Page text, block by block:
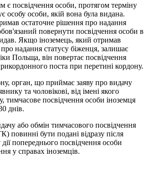
посвідчення особи, протягом терміну
особу особи, якій вона була видана.
остаточне рішення про надання
повернути посвідчення особи в
Якщо іноземець, який отримав
надання статусу біженця, залишає
Польща, він повертає посвідчення
поста при перетині кордону.
орган, що приймає заяву про видачу
та чоловікові, від імені якого
тимчасове посвідчення особи іноземця
днів.
або обмін тимчасового посвідчення
повинні бути подані відразу після
дії попереднього посвідчення особи
у справах іноземців.